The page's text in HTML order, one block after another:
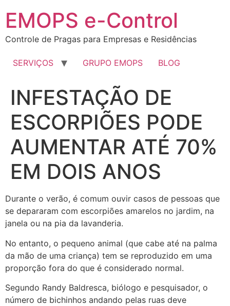
EMOPS e-Control
Controle de Pragas para Empresas e Residências
SERVIÇOS GRUPO EMOPS BLOG
INFESTAÇÃO DE
ESCORPIÕES PODE
AUMENTAR ATÉ 70%
EM DOIS ANOS
Durante o verão, é comum ouvir casos de pessoas que
se depararam com escorpiões amarelos no jardim, na
janela ou na pia da lavanderia.
No entanto, o pequeno animal (que cabe até na palma
da mão de uma criança) tem se reproduzido em uma
proporção fora do que é considerado normal.
Segundo Randy Baldresca, biólogo e pesquisador, o
número de bichinhos andando pelas ruas deve